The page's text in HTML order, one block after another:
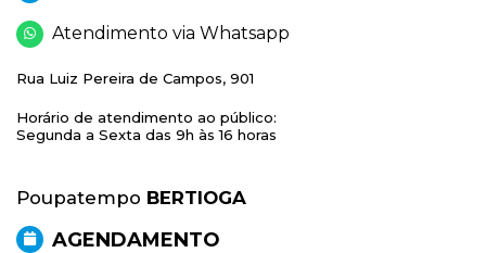
Atendimento via Whatsapp
Rua Luiz Pereira de Campos, 901
Horário de atendimento ao público:
Segunda a Sexta das 9h às 16 horas
Poupatempo BERTIOGA
AGENDAMENTO